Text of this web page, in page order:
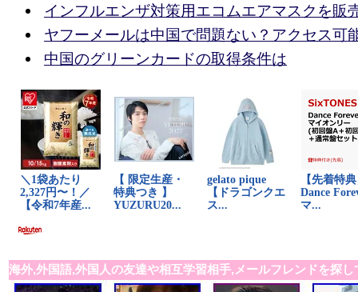
インフルエンザ対策用エコムエアマスクを販
ヤフーメールは中国で問題ない？アクセス可
中国のグリーンカードの取得条件は
海外,外国語,外国人の友達や相互学習相手,メールフレンドを探し